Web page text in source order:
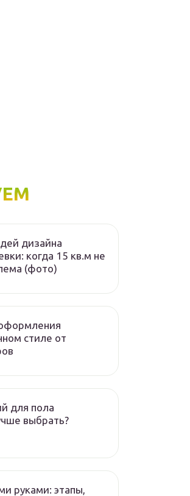
дизайна
когда 15 кв.м не
(фото)
стиле от
для пола
выбрать?
руками: этапы,